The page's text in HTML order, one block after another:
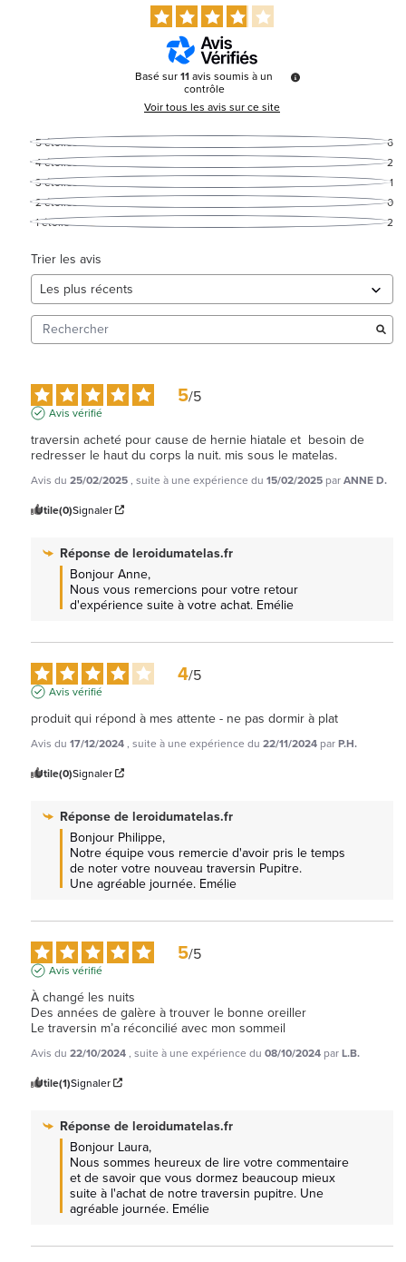
Basé sur11avis soumis à un
contrôle
Voir tous les avis sur ce site
5étoiles
6
4étoiles
2
3étoiles
1
2étoiles
0
1étoile 2
Trier les avis
5/5
Avis vérifié
traversin acheté pour cause de hernie hiatale et  besoin de
redresser le haut du corps la nuit. mis sous le matelas.
Avis du 25/02/2025, suite à une expérience du 15/02/2025 parANNE D.
Utile(0)Signaler
Réponse de leroidumatelas.fr
Bonjour Anne,
Nous vous remercions pour votre retour
d'expérience suite à votre achat. Emélie
4/5
Avis vérifié
produit qui répond à mes attente - ne pas dormir à plat
Avis du 17/12/2024, suite à une expérience du 22/11/2024 parP.H.
Utile(0)Signaler
Réponse de leroidumatelas.fr
Bonjour Philippe,
Notre équipe vous remercie d'avoir pris le temps
de noter votre nouveau traversin Pupitre.
Une agréable journée. Emélie
5/5
Avis vérifié
À changé les nuits
Des années de galère à trouver le bonne oreiller
Le traversin m’a réconcilié avec mon sommeil
Avis du 22/10/2024, suite à une expérience du 08/10/2024 parL.B.
Utile(1)Signaler
Réponse de leroidumatelas.fr
Bonjour Laura,
Nous sommes heureux de lire votre commentaire
et de savoir que vous dormez beaucoup mieux
suite à l'achat de notre traversin pupitre. Une
agréable journée. Emélie